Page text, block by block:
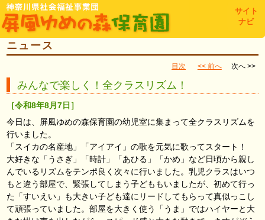
サイト
ナビ
ニュース
目次 << 前へ 次へ >>
みんなで楽しく！全クラスリズム！
［令和8年8月7日］
今日は、屏風ゆめの森保育園の幼児室に集まって全クラスリズムを
行いました。
「スイカの名産地」「アイアイ」の歌を元気に歌ってスタート！
大好きな「うさぎ」「時計」「あひる」「かめ」など日頃から親し
んでいるリズムをテンポ良く次々に行いました。乳児クラスはいつ
もと違う部屋で、緊張してしまう子どももいましたが、初めて行っ
た「すいえい」も大きい子ども達にリードしてもらって真似っこし
て頑張っていました。部屋を大きく使う「うま」ではハイヤーと大